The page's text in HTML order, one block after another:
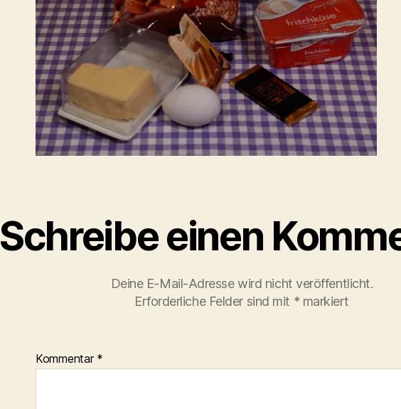
Schreibe einen
Deine E-Mail-Adresse wird nicht veröffentlicht.
Erforderliche Felder sind mit * markiert
Kommentar *